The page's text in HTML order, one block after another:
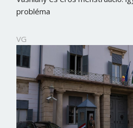
probléma
VG
Jelszó
Mégse